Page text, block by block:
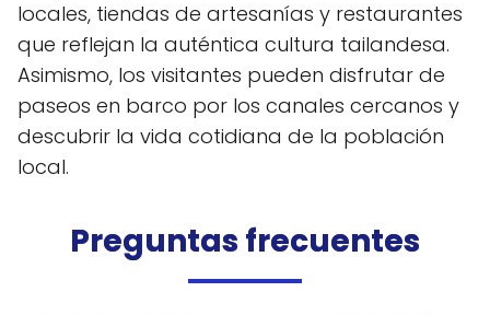
locales, tiendas de artesanías y restaurantes
que reflejan la auténtica cultura tailandesa.
Asimismo, los visitantes pueden disfrutar de
paseos en barco por los canales cercanos y
descubrir la vida cotidiana de la población
local.
Preguntas frecuentes